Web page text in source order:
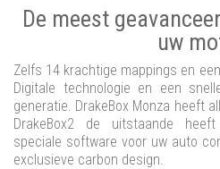
De meest
uw
Zelfs 14 krachtige mappings en
Digitale technologie en een
generatie. DrakeBox Monza heeft
DrakeBox2 de uitstaande
speciale software voor uw auto
exclusieve carbon design.